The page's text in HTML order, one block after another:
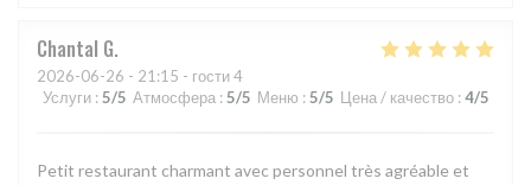
Chantal G
2026-06-26 - 21:15 - гости 4
Услуги : 5/5 Атмосфера : 5/5 Меню : 5/5 Цена / качество : 4/5
Petit restaurant charmant avec personnel très agréable et